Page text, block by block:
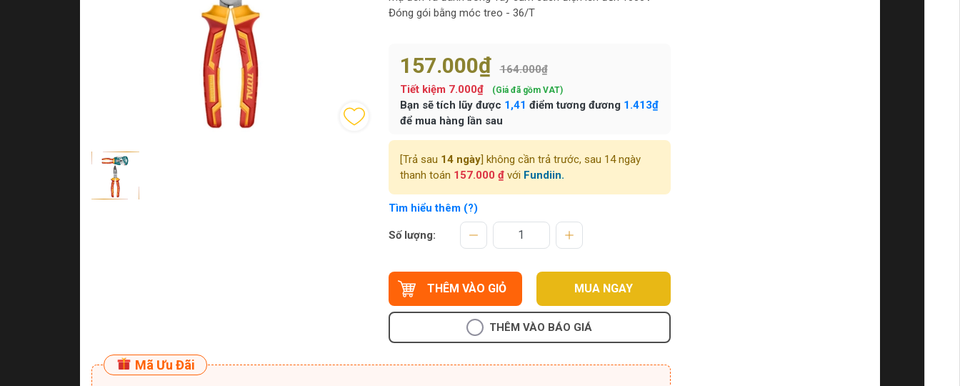
Đóng gói bằng móc treo - 36/T
157.000₫
164.000₫
Tiết kiệm 7.000₫ (Giá đã gồm VAT)
Bạn sẽ tích lũy được 1,41 điểm tương đương 1.413₫
để mua hàng lần sau
[Trả sau 14 ngày] không cần trả trước, sau 14 ngày
thanh toán 157.000 ₫với Fundiin.
Tìm hiểu thêm (?)
Số lượng:
THÊM VÀO GIỎ MUA NGAY
THÊM VÀO BÁO GIÁ
Mã Ưu Đãi